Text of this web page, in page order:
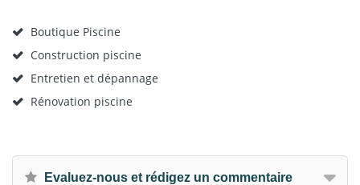
Boutique Piscine
Construction piscine
Entretien et dépannage
Rénovation piscine
Evaluez-nous et rédigez un commentaire